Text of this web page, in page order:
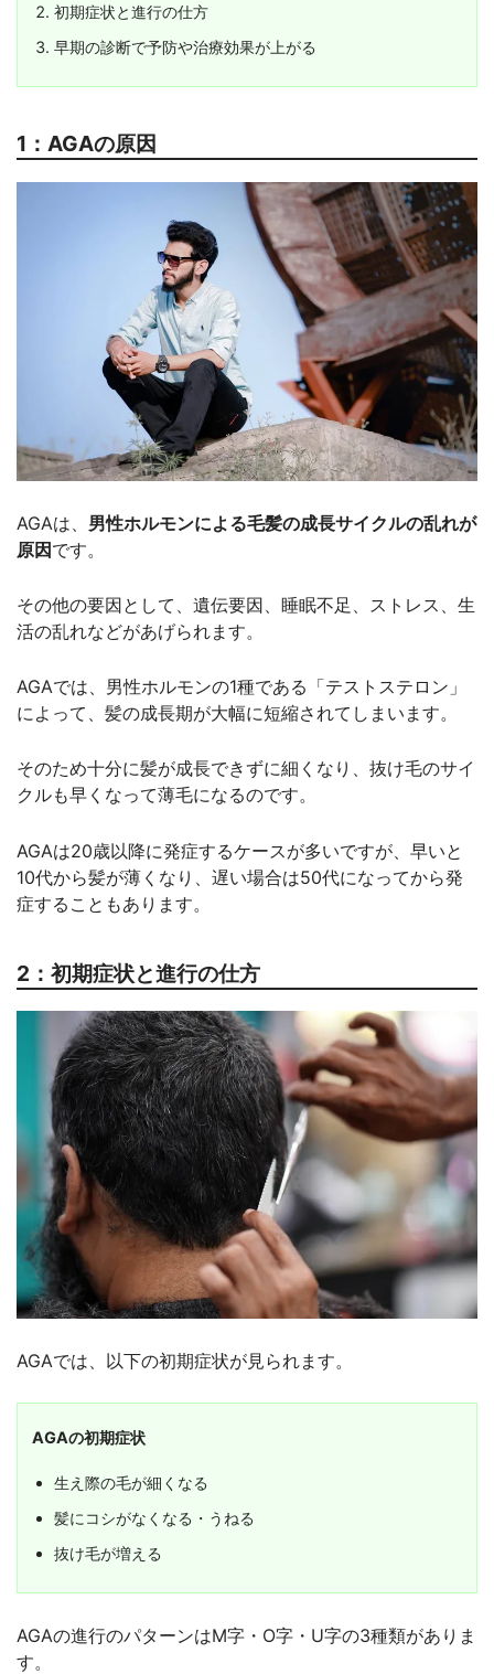
初期症状と進行の仕方
早期の診断で予防や治療効果が上がる
1：AGAの原因
AGAは、 男性ホルモンによる毛髪の成長サイクルの乱れが
原因です。
その他の要因として、遺伝要因、睡眠不足、ストレス、生
活の乱れなどがあげられます。
AGAでは、男性ホルモンの1種である「テストステロン」
によって、髪の成長期が大幅に短縮されてしまいます。
そのため十分に髪が成長できずに細くなり、抜け毛のサイ
クルも早くなって薄毛になるのです。
AGAは20歳以降に発症するケースが多いですが、早いと
10代から髪が薄くなり、遅い場合は50代になってから発
症することもあります。
2：初期症状と進行の仕方
AGAでは、以下の初期症状が見られます。
AGAの初期症状
生え際の毛が細くなる
髪にコシがなくなる・うねる
抜け毛が増える
AGAの進行のパターンはM字・O字・U字の3種類がありま
す。